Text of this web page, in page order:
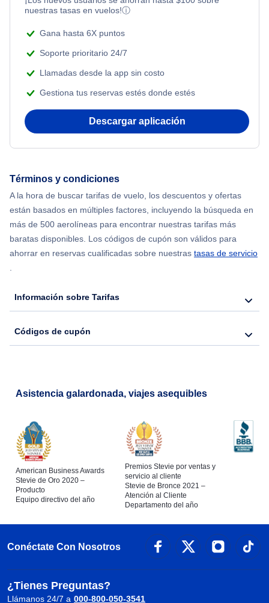
Flights Under $99
Romantic Vacations
Adventure Vacations
Beach Vacations
nuestras tasas en vuelos!ⓘ
Gana hasta 6X puntos
Soporte prioritario 24/7
Llamadas desde la app sin costo
Gestiona tus reservas estés donde estés
Descargar aplicación
Términos y condiciones
A la hora de buscar tarifas de vuelo, los descuentos y ofertas
están basados en múltiples factores, incluyendo la búsqueda en
más de 500 aerolíneas para encontrar nuestras tarifas más
baratas disponibles. Los códigos de cupón son válidos para
ahorrar en reservas cualificadas sobre nuestras tasas de servicio
.
Información sobre Tarifas
Códigos de cupón
Asistencia galardonada, viajes asequibles
American Business Awards
Stevie de Oro 2020 –
Producto
Equipo directivo del año
Premios Stevie por ventas y
servicio al cliente
Stevie de Bronce 2021 –
Atención al Cliente
Departamento del año
Conéctate Con Nosotros
¿Tienes Preguntas?
Llámanos 24/7 a 000-800-050-3541